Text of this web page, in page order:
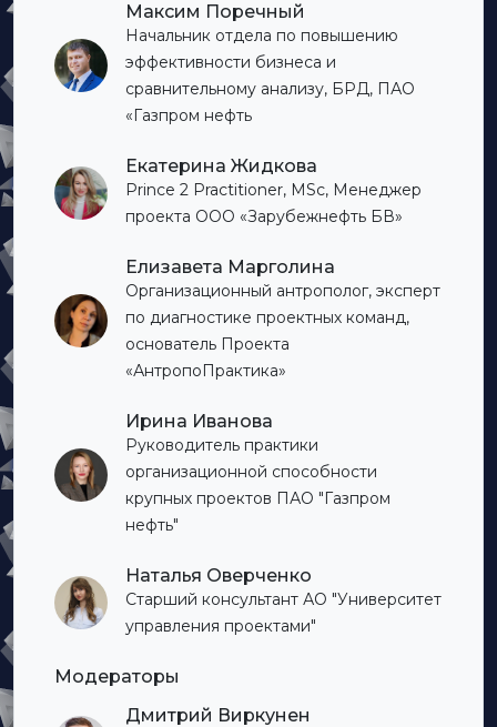
Максим Поречный
Начальник отдела по повышению
эффективности бизнеса и
сравнительному анализу, БРД, ПАО
«Газпром нефть
Екатерина Жидкова
Prince 2 Practitioner, MSc, Менеджер
проекта ООО «Зарубежнефть БВ»
Елизавета Марголина
Организационный антрополог, эксперт
по диагностике проектных команд,
основатель Проекта
«АнтропоПрактика»
Ирина Иванова
Руководитель практики
организационной способности
крупных проектов ПАО "Газпром
нефть"
Наталья Оверченко
Старший консультант АО "Университет
управления проектами"
Модераторы
Дмитрий Виркунен